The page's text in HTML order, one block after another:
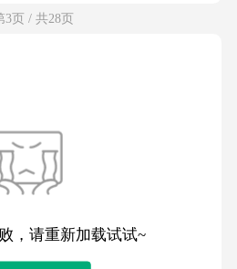
3页 / 共28页
，请重新加载试试~